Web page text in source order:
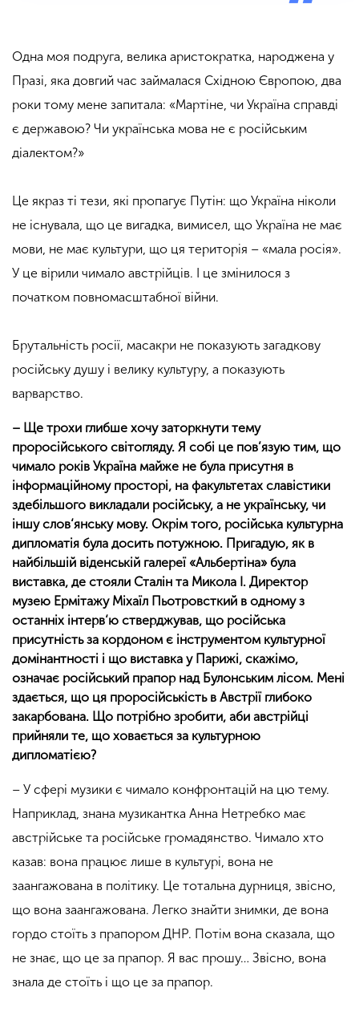
Одна моя подруга, велика аристократка, народжена у
Празі, яка довгий час займалася Східною Європою, два
роки тому мене запитала: «Мартіне, чи Україна справді
є державою? Чи українська мова не є російським
діалектом?»
Це якраз ті тези, які пропагує Путін: що Україна ніколи
не існувала, що це вигадка, вимисел, що Україна не має
мови, не має культури, що ця територія – «мала росія».
У це вірили чимало австрійців. І це змінилося з
початком повномасштабної війни.
Брутальність росії, масакри не показують загадкову
російську душу і велику культуру, а показують
варварство.
– Ще трохи глибше хочу заторкнути тему
проросійського світогляду. Я собі це пов’язую тим, що
чимало років Україна майже не була присутня в
інформаційному просторі, на факультетах славістики
здебільшого викладали російську, а не українську, чи
іншу слов‘янську мову. Окрім того, російська культурна
дипломатія була досить потужною. Пригадую, як в
найбільшій віденській галереї «Альбертіна» була
виставка, де стояли Сталін та Микола І. Директор
музею Ермітажу Міхаїл Пьотровсткий в одному з
останніх інтерв‘ю стверджував, що російська
присутність за кордоном є інструментом культурної
домінантності і що виставка у Парижі, скажімо,
означає російський прапор над Булонським лісом. Мені
здається, що ця проросійськість в Австрії глибоко
закарбована. Що потрібно зробити, аби австрійці
прийняли те, що ховається за культурною
дипломатією?
– У сфері музики є чимало конфронтацій на цю тему.
Наприклад, знана музикантка Анна Нетребко має
австрійське та російське громадянство. Чимало хто
казав: вона працює лише в культурі, вона не
заангажована в політику. Це тотальна дурниця, звісно,
що вона заангажована. Легко знайти знимки, де вона
гордо стоїть з прапором ДНР. Потім вона сказала, що
не знає, що це за прапор. Я вас прошу… Звісно, вона
знала де стоїть і що це за прапор.